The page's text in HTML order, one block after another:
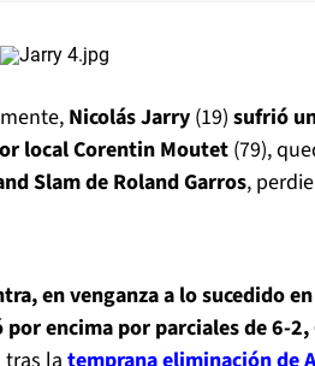
Nicolás Jarry (19) sufrió
local Corentin Moutet(79),
Slam de Roland Garros,
en venganza a lo sucedido
por encima por parciales de 6-